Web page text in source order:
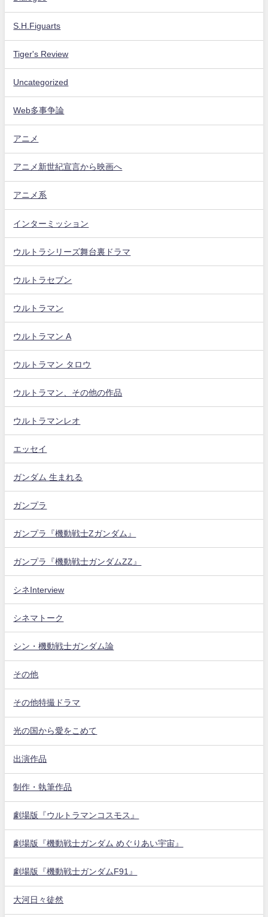
S.H.Figuarts
Tiger's Review
Uncategorized
Web多事争論
アニメ
アニメ新世紀宣言から映画へ
アニメ系
インターミッション
ウルトラシリーズ舞台裏ドラマ
ウルトラセブン
ウルトラマン
ウルトラマン A
ウルトラマン タロウ
ウルトラマン、その他の作品
ウルトラマンレオ
エッセイ
ガンダム 生まれる
ガンプラ
ガンプラ『機動戦士Zガンダム』
ガンプラ『機動戦士ガンダムZZ』
シネInterview
シネマトーク
シン・機動戦士ガンダム論
その他
その他特撮ドラマ
光の国から愛をこめて
出演作品
制作・執筆作品
劇場版『ウルトラマンコスモス』
劇場版『機動戦士ガンダム めぐりあい宇宙』
劇場版『機動戦士ガンダムF91』
大河日々徒然